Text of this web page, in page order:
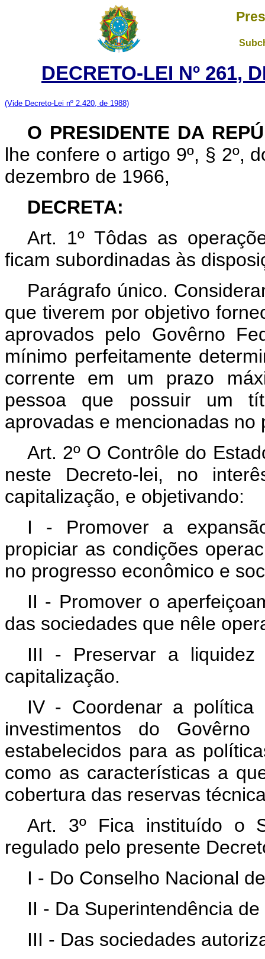
DECRETO-LEI Nº 261,
(Vide Decreto-Lei nº 2.420, de 1988)
O PRESIDENTE DA
lhe confere o artigo 9º, § 2º,
dezembro de 1966,
DECRETA:
Art. 1º Tôdas as
ficam subordinadas às
Parágrafo único.
que tiverem por objetivo
aprovados pelo Govêrno
mínimo perfeitamente
corrente em um prazo
pessoa que possuir um
aprovadas e mencionadas no
Art. 2º O Contrôle do
neste Decreto-lei, no
capitalização, e objetivando:
I - Promover a
propiciar as condições
no progresso econômico e
II - Promover o
das sociedades que nêle
III - Preservar a
capitalização.
IV - Coordenar a política
investimentos do
estabelecidos para as
como as características a
cobertura das reservas
Art. 3º Fica instituído o
regulado pelo presente
I - Do Conselho Nacional
II - Da Superintendência
III - Das sociedades